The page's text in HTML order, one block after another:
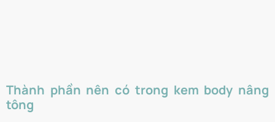
Thành phần nên có trong kem body nâng
tông